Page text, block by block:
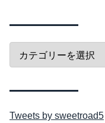
Tweets by sweetroad5